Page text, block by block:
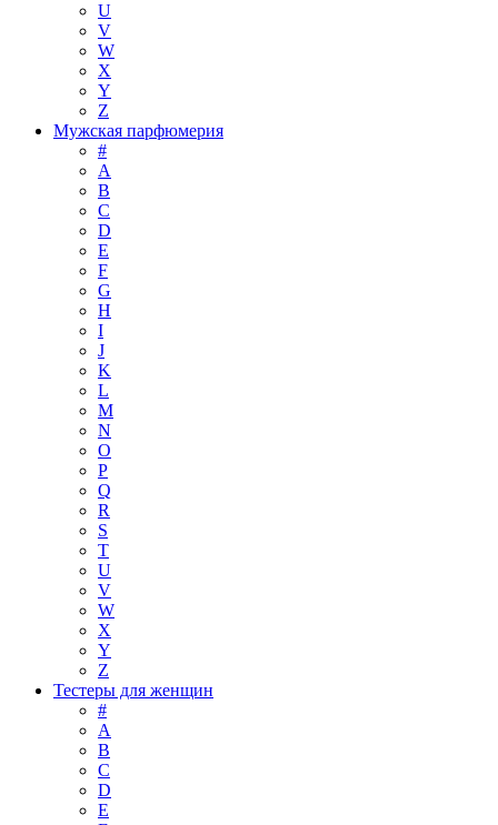
U
V
W
X
Y
Z
Мужская парфюмерия
#
A
B
C
D
E
F
G
H
I
J
K
L
M
N
O
P
Q
R
S
T
U
V
W
X
Y
Z
Тестеры для женщин
#
A
B
C
D
E